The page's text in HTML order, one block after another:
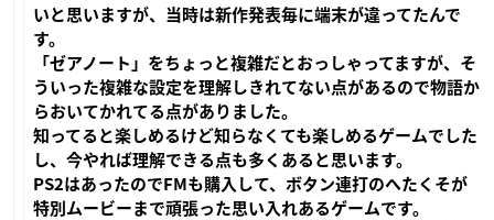
いと思いますが、当時は新作発表毎に端末が違ってたんで
す。
「ゼアノート」をちょっと複雑だとおっしゃってますが、そ
ういった複雑な設定を理解しきれてない点があるので物語か
らおいてかれてる点がありました。
知ってると楽しめるけど知らなくても楽しめるゲームでした
し、今やれば理解できる点も多くあると思います。
PS2はあったのでFMも購入して、ボタン連打のへたくそが
特別ムービーまで頑張った思い入れあるゲームです。